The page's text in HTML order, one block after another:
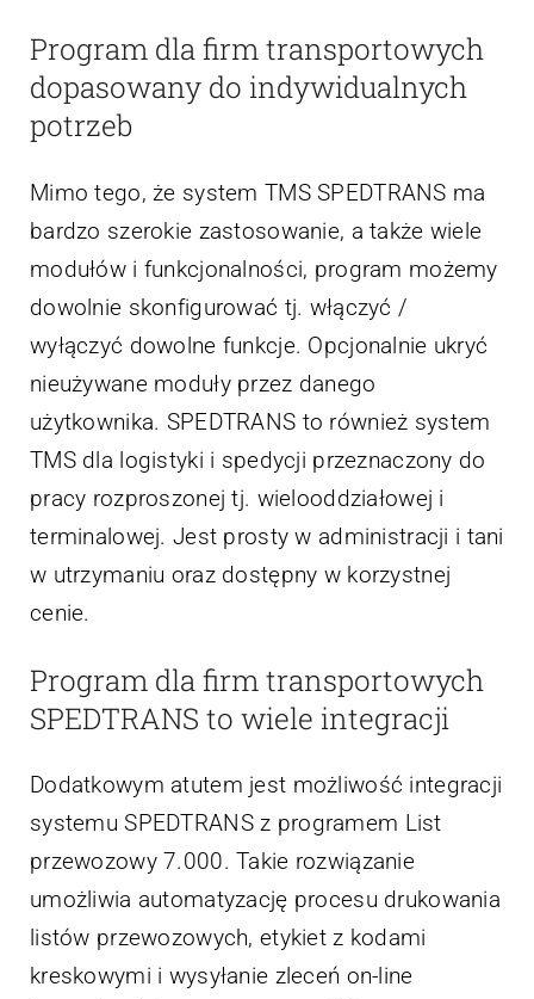
Program dla firm transportowych
dopasowany do indywidualnych
potrzeb
Mimo tego, że system TMS SPEDTRANS ma
bardzo szerokie zastosowanie, a także wiele
modułów i funkcjonalności, program możemy
dowolnie skonfigurować tj. włączyć /
wyłączyć dowolne funkcje. Opcjonalnie ukryć
nieużywane moduły przez danego
użytkownika. SPEDTRANS to również system
TMS dla logistyki i spedycji przeznaczony do
pracy rozproszonej tj. wielooddziałowej i
terminalowej. Jest prosty w administracji i tani
w utrzymaniu oraz dostępny w korzystnej
cenie.
Program dla firm transportowych
SPEDTRANS to wiele integracji
Dodatkowym atutem jest możliwość integracji
systemu SPEDTRANS z programem List
przewozowy 7.000. Takie rozwiązanie
umożliwia automatyzację procesu drukowania
listów przewozowych, etykiet z kodami
kreskowymi i wysyłanie zleceń on-line